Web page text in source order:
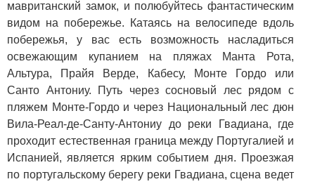
мавританский замок, и полюбуйтесь фантастическим
видом на побережье. Катаясь на велосипеде вдоль
побережья, у вас есть возможность насладиться
освежающим купанием на пляжах Манта Рота,
Альтура, Прайя Верде, Кабесу, Монте Гордо или
Санто Антониу. Путь через сосновый лес рядом с
пляжем Монте-Гордо и через Национальный лес дюн
Вила-Реал-де-Санту-Антониу до реки Гвадиана, где
проходит естественная граница между Португалией и
Испанией, является ярким событием дня. Проезжая
по португальскому берегу реки Гвадиана, сцена ведет